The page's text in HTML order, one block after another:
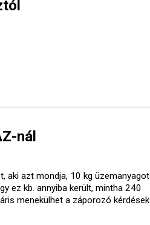
nál
aki azt mondja, 10 kg üzemanyagot
ez kb. annyiba került, mintha 240
menekülhet a záporozó kérdések